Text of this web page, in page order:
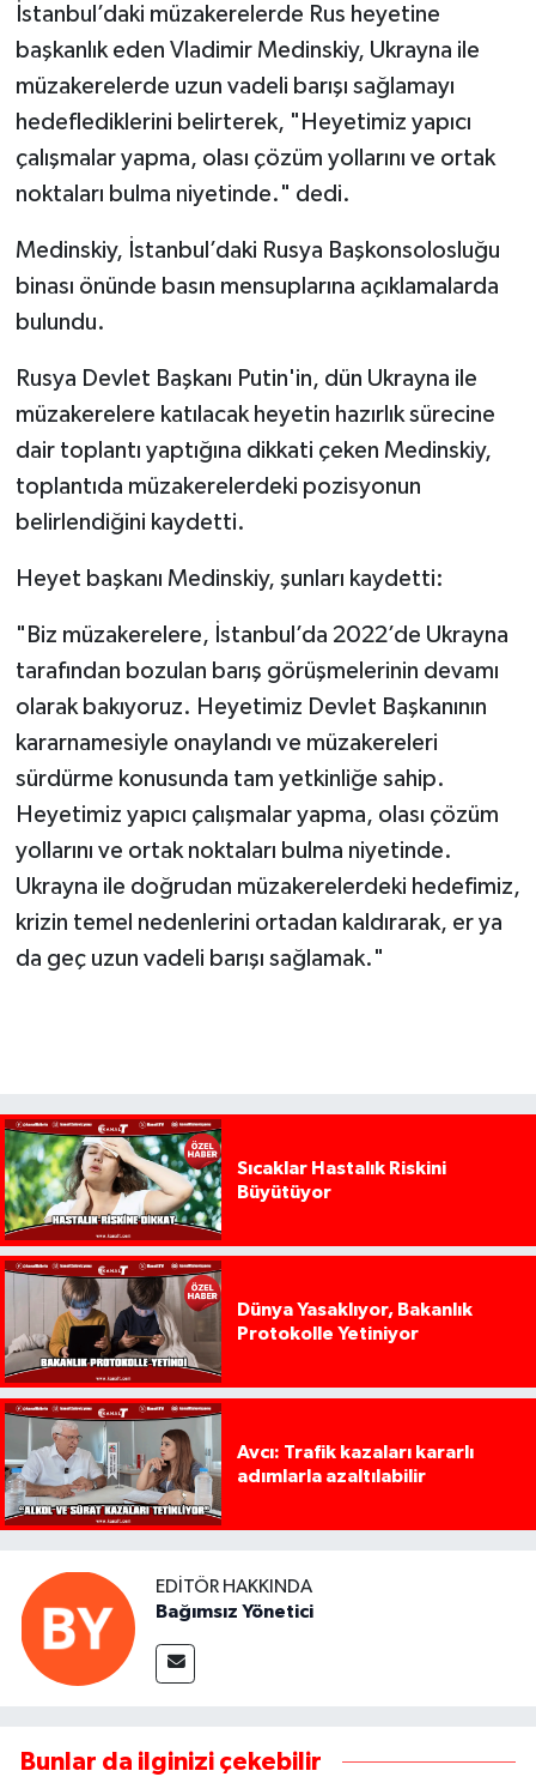
İstanbul’daki müzakerelerde Rus heyetine
başkanlık eden Vladimir Medinskiy, Ukrayna ile
müzakerelerde uzun vadeli barışı sağlamayı
hedeflediklerini belirterek, "Heyetimiz yapıcı
çalışmalar yapma, olası çözüm yollarını ve ortak
noktaları bulma niyetinde." dedi.
Medinskiy, İstanbul’daki Rusya Başkonsolosluğu
binası önünde basın mensuplarına açıklamalarda
bulundu.
Rusya Devlet Başkanı Putin'in, dün Ukrayna ile
müzakerelere katılacak heyetin hazırlık sürecine
dair toplantı yaptığına dikkati çeken Medinskiy,
toplantıda müzakerelerdeki pozisyonun
belirlendiğini kaydetti.
Heyet başkanı Medinskiy, şunları kaydetti:
"Biz müzakerelere, İstanbul’da 2022’de Ukrayna
tarafından bozulan barış görüşmelerinin devamı
olarak bakıyoruz. Heyetimiz Devlet Başkanının
kararnamesiyle onaylandı ve müzakereleri
sürdürme konusunda tam yetkinliğe sahip.
Heyetimiz yapıcı çalışmalar yapma, olası çözüm
yollarını ve ortak noktaları bulma niyetinde.
Ukrayna ile doğrudan müzakerelerdeki hedefimiz,
krizin temel nedenlerini ortadan kaldırarak, er ya
da geç uzun vadeli barışı sağlamak."
Sıcaklar Hastalık Riskini
Büyütüyor
Dünya Yasaklıyor, Bakanlık
Protokolle Yetiniyor
Avcı: Trafik kazaları kararlı
adımlarla azaltılabilir
EDITÖR HAKKINDA
Bağımsız Yönetici
Bunlar da ilginizi çekebilir